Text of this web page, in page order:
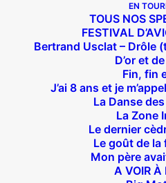
EN
TOUS NOS
FESTIVAL
Bertrand Usclat – Drôle
D’or et
Fin, fin
J’ai 8 ans et je
La Danse
La Zone
Le dernier
Le goût de la
Mon père
A VOIR À